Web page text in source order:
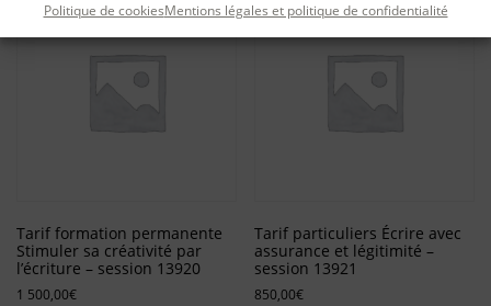
Politique de cookiesMentions légales et politique de confidentialité
Tarif formation permanente
Stimuler sa créativité par
l’écriture – session 13920
1 500,00€
Tarif particuliers Écrire avec
assurance et légitimité –
session 13921
850,00€